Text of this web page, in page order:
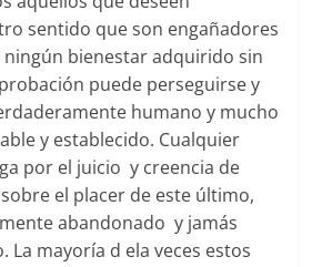
sentido que son engañadores
bienestar adquirido sin
puede perseguirse y
humano y mucho
y establecido. Cualquier
por el juicio y creencia de
el placer de este último,
abandonado y jamás
La mayoría d ela veces estos